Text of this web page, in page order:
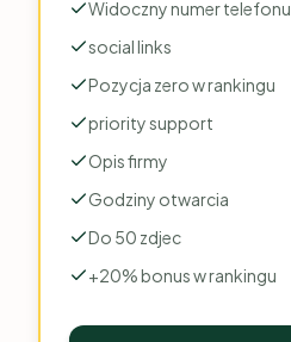
Widoczny numer telefonu
social links
Pozycja zero w rankingu
priority support
Opis firmy
Godziny otwarcia
Do 50 zdjec
+20% bonus w rankingu